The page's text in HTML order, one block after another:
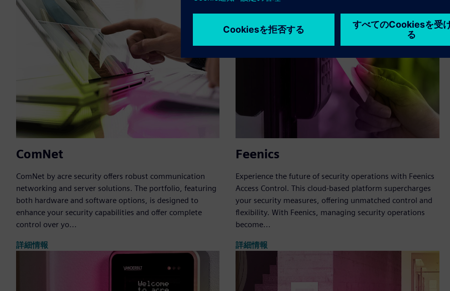
ComNet
ComNet by acre security offers robust communication
networking and server solutions. The portfolio, featuring
both hardware and software options, is designed to
enhance your security capabilities and offer complete
control over yo...
詳細情報
Feenics
Experience the future of security operations with Feenics
Access Control. This cloud-based platform supercharges
your security measures, offering unmatched control and
flexibility. With Feenics, managing security operations
become...
詳細情報